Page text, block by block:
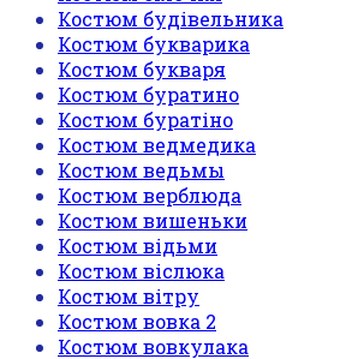
Костюм будівельника
Костюм букварика
Костюм букваря
Костюм буратино
Костюм буратіно
Костюм ведмедика
Костюм ведьмы
Костюм верблюда
Костюм вишеньки
Костюм відьми
Костюм віслюка
Костюм вітру
Костюм вовка 2
Костюм вовкулака